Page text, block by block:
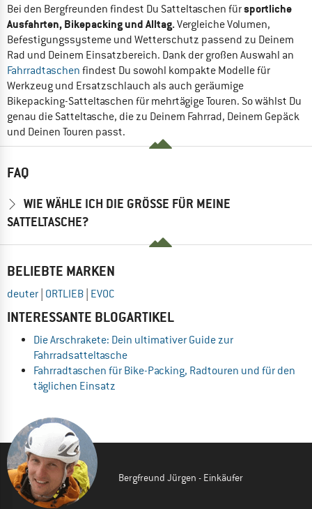
Bei den Bergfreunden findest Du Satteltaschen fürsportliche
Ausfahrten, Bikepacking und Alltag.Vergleiche Volumen,
Befestigungssysteme und Wetterschutz passend zu Deinem
Rad und Deinem Einsatzbereich. Dank der großen Auswahl an
Fahrradtaschen findest Du sowohl kompakte Modelle für
Werkzeug und Ersatzschlauch als auch geräumige
Bikepacking-Satteltaschen für mehrtägige Touren. So wählst Du
genau die Satteltasche, die zu Deinem Fahrrad, Deinem Gepäck
und Deinen Touren passt.
FAQ
WIE WÄHLE ICH DIE GRÖSSE FÜR MEINE S
ATTELTASCHE?
BELIEBTE MARKEN
deuter ORTLIEB EVOC
INTERESSANTE BLOGARTIKEL
Die Arschrakete: Dein ultimativer Guide zur
Fahrradsatteltasche
Fahrradtaschen für Bike-Packing, Radtouren und für den
täglichen Einsatz
Bergfreund Jürgen - Einkäufer